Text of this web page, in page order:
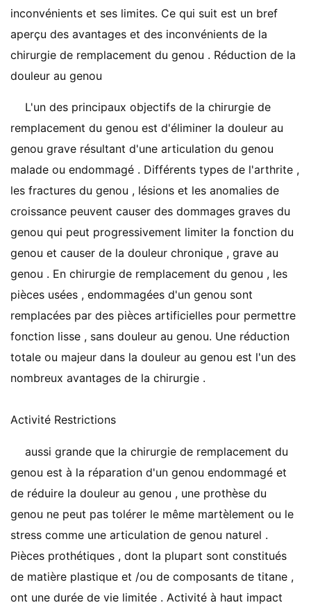
inconvénients et ses limites. Ce qui suit est un bref
aperçu des avantages et des inconvénients de la
chirurgie de remplacement du genou . Réduction de la
douleur au genou
L'un des principaux objectifs de la chirurgie de
remplacement du genou est d'éliminer la douleur au
genou grave résultant d'une articulation du genou
malade ou endommagé . Différents types de l'arthrite ,
les fractures du genou , lésions et les anomalies de
croissance peuvent causer des dommages graves du
genou qui peut progressivement limiter la fonction du
genou et causer de la douleur chronique , grave au
genou . En chirurgie de remplacement du genou , les
pièces usées , endommagées d'un genou sont
remplacées par des pièces artificielles pour permettre
fonction lisse , sans douleur au genou. Une réduction
totale ou majeur dans la douleur au genou est l'un des
nombreux avantages de la chirurgie .
Activité Restrictions
aussi grande que la chirurgie de remplacement du
genou est à la réparation d'un genou endommagé et
de réduire la douleur au genou , une prothèse du
genou ne peut pas tolérer le même martèlement ou le
stress comme une articulation de genou naturel .
Pièces prothétiques , dont la plupart sont constitués
de matière plastique et /ou de composants de titane ,
ont une durée de vie limitée . Activité à haut impact